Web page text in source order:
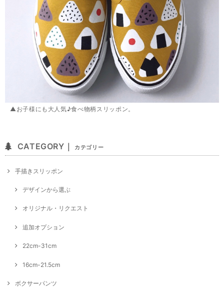
▲お子様にも大人気♪食べ物柄スリッポン。
CATEGORY｜ カテゴリー
手描きスリッポン
デザインから選ぶ
オリジナル・リクエスト
追加オプション
22cm-31cm
16cm-21.5cm
ボクサーパンツ